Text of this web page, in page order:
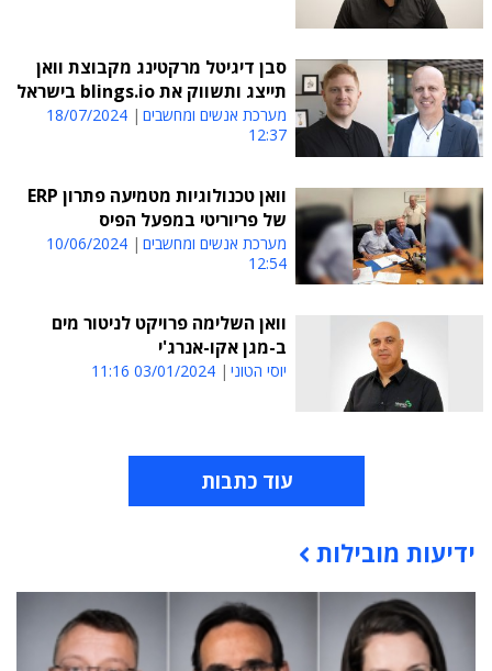
סבן דיגיטל מרקטינג מקבוצת וואן
תייצג ותשווק את blings.io בישראל
מערכת אנשים ומחשבים
18/07/2024
12:37
וואן טכנולוגיות מטמיעה פתרון ERP
של פריוריטי במפעל הפיס
מערכת אנשים ומחשבים
10/06/2024
12:54
וואן השלימה פרויקט לניטור מים
ב-מגן אקו-אנרג'י
יוסי הטוני 03/01/2024 11:16
עוד כתבות
תוכן פרסומי
ידיעות מובילות